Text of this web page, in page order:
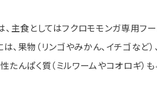
、主食としてはフクロモモンガ専用フー
果物（リンゴやみかん、イチゴなど）、
たんぱく質（ミルワームやコオロギ）も